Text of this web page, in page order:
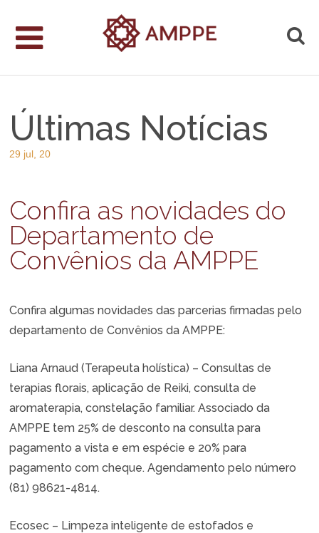
Últimas Notícias
29 jul, 20
Confira as novidades do
Departamento de
Convênios da AMPPE
Confira algumas novidades das parcerias firmadas pelo
departamento de Convênios da AMPPE:
Liana Arnaud (Terapeuta holística) – Consultas de
terapias florais, aplicação de Reiki, consulta de
aromaterapia, constelação familiar. Associado da
AMPPE tem 25% de desconto na consulta para
pagamento a vista e em espécie e 20% para
pagamento com cheque. Agendamento pelo número
(81) 98621-4814.
Ecosec – Limpeza inteligente de estofados e